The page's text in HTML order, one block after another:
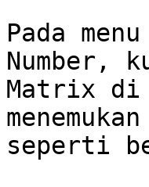
Pada
Number,
Matrix di
seperti